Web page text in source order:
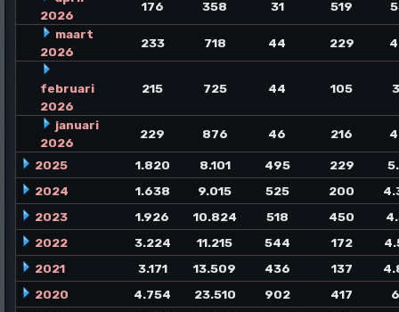
2026
176 358 31 519
maart
2026
233 718 44 229
februari
2026
215 725 44 105
januari
2026
229 876 46 216
2025 1.820 8.101 495 229
2024
1.638 9.015 525 200
2023
1.926 10.824 518 450
2022
3.224 11.215 544 172
2021
3.171 13.509 436 137
2020
4.754 23.510 902 417